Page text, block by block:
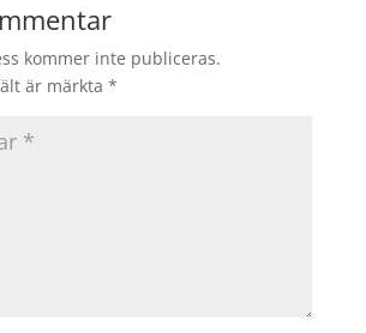
kommer inte publiceras.
är märkta *